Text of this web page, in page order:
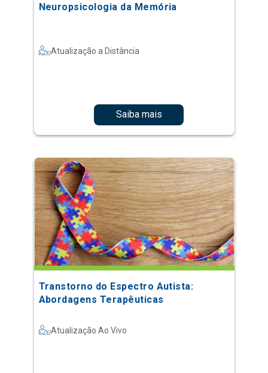
Neuropsicologia da Memória
Atualização a Distância
Saiba mais
Transtorno do Espectro Autista:
Abordagens Terapêuticas
Atualização Ao Vivo